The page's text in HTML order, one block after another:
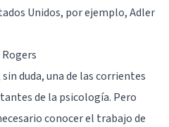
Unidos, por ejemplo,Adler
duda, una de las corrientes
de la psicología. Pero
conocer el trabajo de